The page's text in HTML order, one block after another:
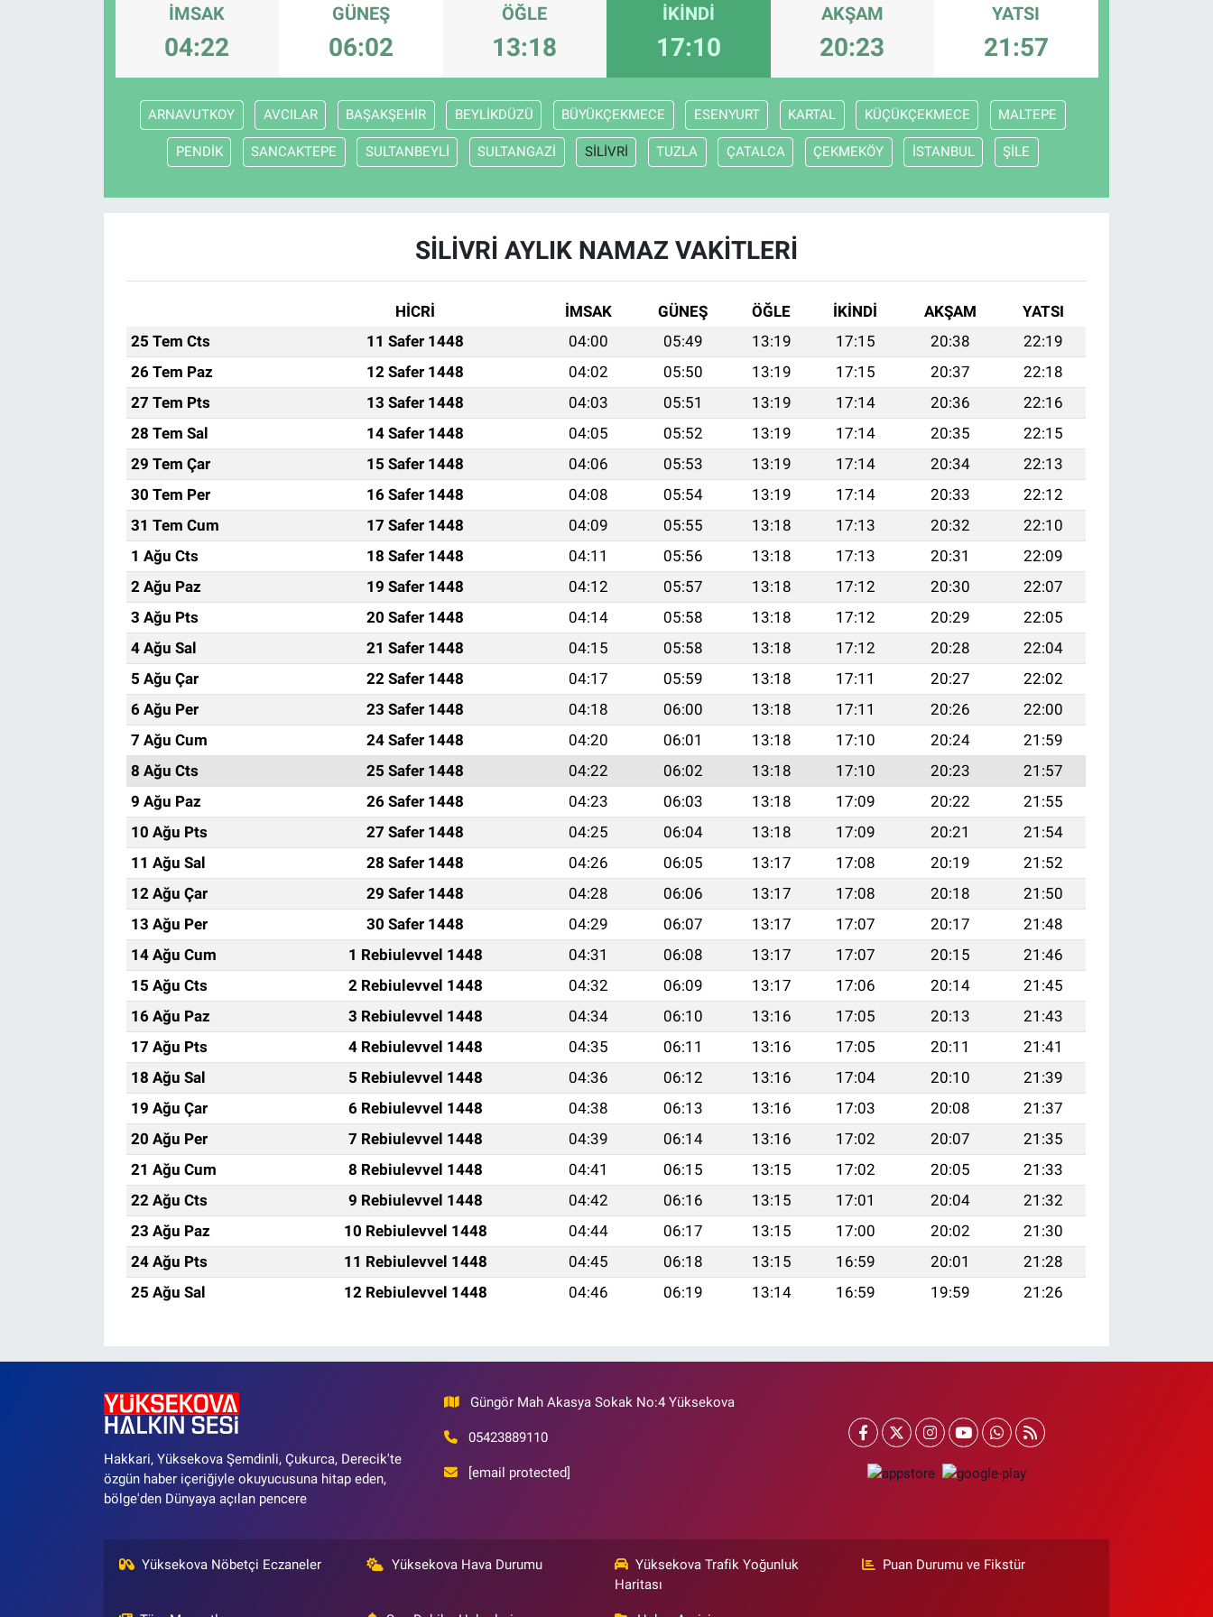
İMSAK
04:22
GÜNEŞ
06:02
ÖĞLE
13:18
İKINDI
17:10
AKŞAM
20:23
YATSI
21:57
ARNAVUTKOY AVCILAR BAŞAKŞEHİR BEYLİKDÜZÜ BÜYÜKÇEKMECE ESENYURT KARTAL KÜÇÜKÇEKMECE MALTEPE
PENDİK SANCAKTEPE SULTANBEYLİ SULTANGAZİ SİLİVRİ TUZLA ÇATALCA ÇEKMEKÖY İSTANBUL ŞİLE
SİLİVRİ AYLIK NAMAZ VAKITLERI
HİCRİ İMSAK GÜNEŞ ÖĞLE İKINDI AKŞAM
YATSI
25 Tem Cts
11 Safer 1448 04:00 05:49 13:19 17:15 20:38
22:19
26 Tem Paz
12 Safer 1448 04:02 05:50 13:19 17:15 20:37
22:18
27 Tem Pts
13 Safer 1448 04:03 05:51 13:19 17:14 20:36
22:16
28 Tem Sal
14 Safer 1448 04:05 05:52 13:19 17:14 20:35
22:15
29 Tem Çar
15 Safer 1448 04:06 05:53 13:19 17:14 20:34
22:13
30 Tem Per
16 Safer 1448 04:08 05:54 13:19 17:14 20:33
22:12
31 Tem Cum
17 Safer 1448 04:09 05:55 13:18 17:13 20:32
22:10
1 Ağu Cts
18 Safer 1448 04:11 05:56 13:18 17:13 20:31
22:09
2 Ağu Paz
19 Safer 1448 04:12 05:57 13:18 17:12 20:30
22:07
3 Ağu Pts
20 Safer 1448 04:14 05:58 13:18 17:12 20:29
22:05
4 Ağu Sal
21 Safer 1448 04:15 05:58 13:18 17:12 20:28
22:04
5 Ağu Çar
22 Safer 1448 04:17 05:59 13:18 17:11 20:27
22:02
6 Ağu Per
23 Safer 1448 04:18 06:00 13:18 17:11 20:26
22:00
7 Ağu Cum
24 Safer 1448 04:20 06:01 13:18 17:10 20:24
21:59
8 Ağu Cts
25 Safer 1448 04:22 06:02 13:18 17:10 20:23
21:57
9 Ağu Paz
26 Safer 1448 04:23 06:03 13:18 17:09 20:22
21:55
10 Ağu Pts
27 Safer 1448 04:25 06:04 13:18 17:09 20:21
21:54
11 Ağu Sal
28 Safer 1448 04:26 06:05 13:17 17:08 20:19
21:52
12 Ağu Çar
29 Safer 1448 04:28 06:06 13:17 17:08 20:18
21:50
13 Ağu Per
30 Safer 1448 04:29 06:07 13:17 17:07 20:17
21:48
14 Ağu Cum
1 Rebiulevvel 1448 04:31 06:08 13:17 17:07 20:15
21:46
15 Ağu Cts
2 Rebiulevvel 1448 04:32 06:09 13:17 17:06 20:14
21:45
16 Ağu Paz
3 Rebiulevvel 1448 04:34 06:10 13:16 17:05 20:13
21:43
17 Ağu Pts
4 Rebiulevvel 1448 04:35 06:11 13:16 17:05 20:11
21:41
18 Ağu Sal
5 Rebiulevvel 1448 04:36 06:12 13:16 17:04 20:10
21:39
19 Ağu Çar
6 Rebiulevvel 1448 04:38 06:13 13:16 17:03 20:08
21:37
20 Ağu Per
7 Rebiulevvel 1448 04:39 06:14 13:16 17:02 20:07
21:35
21 Ağu Cum
8 Rebiulevvel 1448 04:41 06:15 13:15 17:02 20:05
21:33
22 Ağu Cts
9 Rebiulevvel 1448 04:42 06:16 13:15 17:01 20:04
21:32
23 Ağu Paz
10 Rebiulevvel 1448 04:44 06:17 13:15 17:00 20:02
21:30
24 Ağu Pts
11 Rebiulevvel 1448 04:45 06:18 13:15 16:59 20:01
21:28
25 Ağu Sal
12 Rebiulevvel 1448 04:46 06:19 13:14 16:59 19:59 21:26
Hakkari, Yüksekova Şemdinli, Çukurca, Derecik'te
özgün haber içeriğiyle okuyucusuna hitap eden,
bölge'den Dünyaya açılan pencere
Güngör Mah Akasya Sokak No:4 Yüksekova
05423889110
[email protected]
Yüksekova Nöbetçi Eczaneler Yüksekova Hava Durumu
Yüksekova Trafik Yoğunluk
Haritası
Puan Durumu ve Fikstür